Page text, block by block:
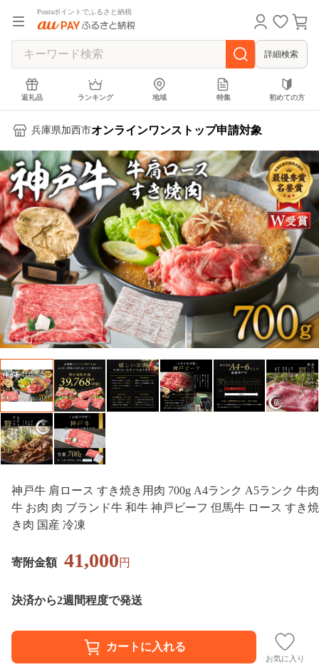
Pontaポイントでふるさと納税
詳細検索
返礼品 ランキング 地域 特集 初めての方
兵庫県加西市オンラインワンストップ申請対象
神戸牛 肩ロース すき焼き用肉 700g A4ランク A5ランク 牛肉
牛 お肉 肉 ブランド牛 和牛 神戸ビーフ 但馬牛 ロース すき焼
き肉 国産 冷凍
寄附金額 41,000円
決済から2週間程度で発送
お気に入り